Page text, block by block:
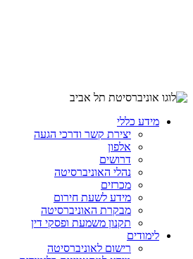
מידע כללי
יצירת קשר ודרכי הגעה
אלפון
דרושים
נהלי האוניברסיטה
מכרזים
מידע לשעת חירום
מבקרת האוניברסיטה
תקנון משמעת ופסקי דין
לימודים
רישום לאוניברסיטה